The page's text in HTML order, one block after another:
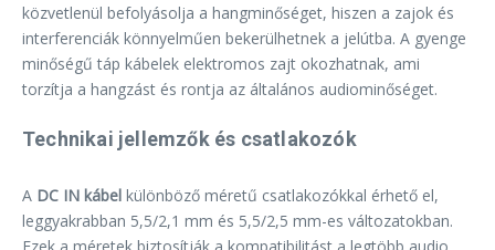
közvetlenül befolyásolja a hangminőséget, hiszen a zajok és
interferenciák könnyelműen bekerülhetnek a jelútba. A gyenge
minőségű táp kábelek elektromos zajt okozhatnak, ami
torzítja a hangzást és rontja az általános audiominőséget.
Technikai jellemzők és csatlakozók
A DC IN kábel különböző méretű csatlakozókkal érhető el,
leggyakrabban 5,5/2,1 mm és 5,5/2,5 mm-es változatokban.